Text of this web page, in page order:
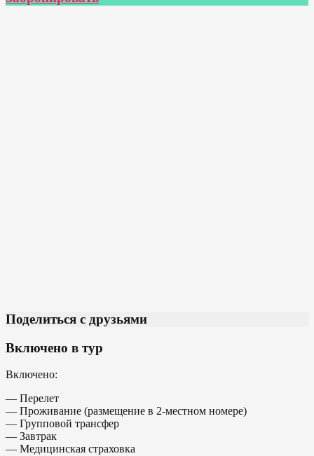
Поделиться с друзьями
Включено в тур
Включено:
— Перелет
— Проживание (размещение в 2-местном номере)
— Групповой трансфер
— Завтрак
— Медицинская страховка